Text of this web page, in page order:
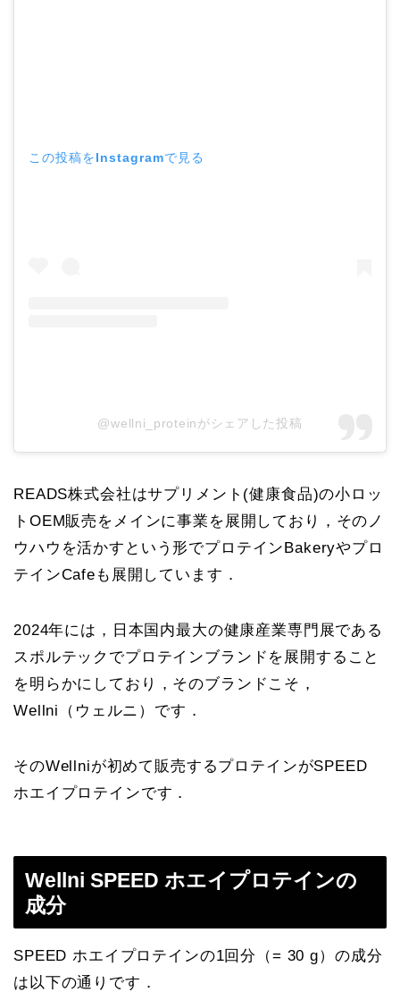
この投稿をInstagramで見る
@wellni_proteinがシェアした投稿
READS株式会社はサプリメント(健康食品)の小ロッ
トOEM販売をメインに事業を展開しており，そのノ
ウハウを活かすという形でプロテインBakeryやプロ
テインCafeも展開しています．
2024年には，日本国内最大の健康産業専門展である
スポルテックでプロテインブランドを展開すること
を明らかにしており，そのブランドこそ，
Wellni（ウェルニ）です．
そのWellniが初めて販売するプロテインがSPEED
ホエイプロテインです．
Wellni SPEED ホエイプロテインの
成分
SPEED ホエイプロテインの1回分（= 30 g）の成分
は以下の通りです．